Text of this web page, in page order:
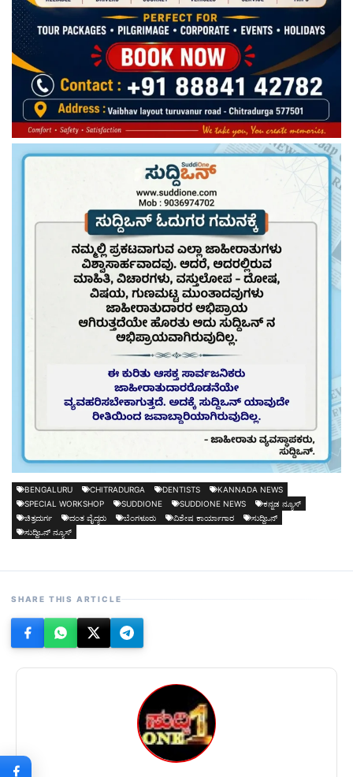
BENGALURU CHITRADURGA DENTISTS
KANNADA NEWS
SPECIAL WORKSHOP
SUDDIONE SUDDIONE NEWS
ಕನ್ನಡ ನ್ಯೂಸ್
ಚಿತ್ರದುರ್ಗ
ದಂತ ವೈದ್ಯರು ಬೆಂಗಳೂರು ವಿಶೇಷ ಕಾರ್ಯಾಗಾರ
ಸುದ್ದಿಒನ್
ಸುದ್ದಿಒನ್ ನ್ಯೂಸ್
SHARE THIS ARTICLE